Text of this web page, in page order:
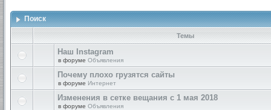
Поиск
Темы
Наш Instagram
в форуме Объявления
Почему плохо грузятся сайты
в форуме Интернет
Изменения в сетке вещания с 1 мая 2018
в форуме Объявления